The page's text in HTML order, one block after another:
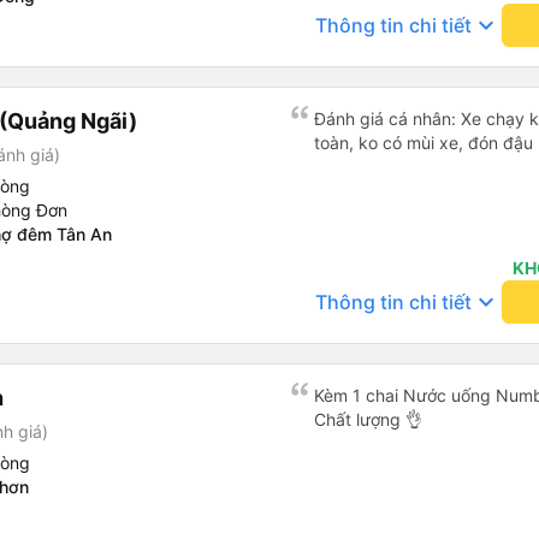
xe sẽ hỏi mình về đâu để
động đăng ký cũng đc. Xe
Trên xe còn treo nhiều gấu
cho khách. Lần sau đi
này. Chúc chủ xe làm ăn
Thông tin chi tiết keyboard_arrow_down
Ngãi)
giá)
Đơn
đêm Tân An
Đánh giá cá nhân: Xe chạy
toàn, ko có mùi xe, đón đậu
Thông tin chi tiết keyboard_arrow_down
giá)
Kèm 1 chai Nước uống
Chất lượng 👌